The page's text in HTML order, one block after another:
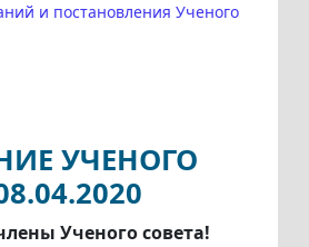
и постановления Ученого
УЧЕНОГО
Ученого совета!